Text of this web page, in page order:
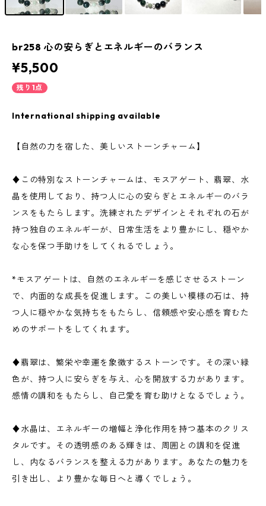
br258 心の安らぎとエネルギーのバランス
¥5,500
残り1点
International shipping available
【自然の力を宿した、美しいストーンチャーム】
♦この特別なストーンチャームは、モスアゲート、翡翠、水
晶を使用しており、持つ人に心の安らぎとエネルギーのバラ
ンスをもたらします。洗練されたデザインとそれぞれの石が
持つ独自のエネルギーが、日常生活をより豊かにし、穏やか
な心を保つ手助けをしてくれるでしょう。
*モスアゲートは、自然のエネルギーを感じさせるストーン
で、内面的な成長を促進します。この美しい模様の石は、持
つ人に穏やかな気持ちをもたらし、信頼感や安心感を育むた
めのサポートをしてくれます。
♦翡翠は、繁栄や幸運を象徴するストーンです。その深い緑
色が、持つ人に安らぎを与え、心を開放する力があります。
感情の調和をもたらし、自己愛を育む助けとなるでしょう。
♦水晶は、エネルギーの増幅と浄化作用を持つ基本のクリス
タルです。その透明感のある輝きは、周囲との調和を促進
し、内なるバランスを整える力があります。あなたの魅力を
引き出し、より豊かな毎日へと導くでしょう。